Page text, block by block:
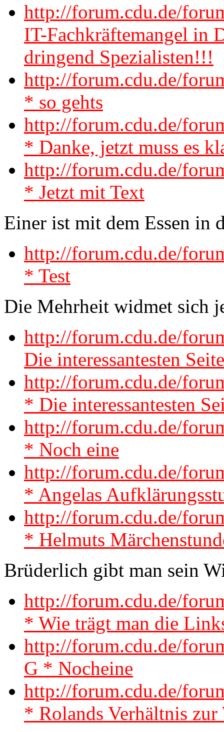
http://forum.cdu.de/
IT-Fachkräftemangel in
dringend Spezialisten!!!
http://forum.cdu.de/
* so gehts
http://forum.cdu.de/
* Danke, jetzt muss es
http://forum.cdu.de/
* Jetzt mit Text
Einer ist mit dem Essen in
http://forum.cdu.de/
* Test
Die Mehrheit widmet sich
http://forum.cdu.de/
Die interessantesten
http://forum.cdu.de/
* Die interessantesten
http://forum.cdu.de/
* Noch eine
http://forum.cdu.de/
* Angelas
http://forum.cdu.de/
* Helmuts
Brüderlich gibt man sein
http://forum.cdu.de/
* Wie trägt man die
http://forum.cdu.de/
G * Nocheine
http://forum.cdu.de/
* Rolands Verhältnis zur